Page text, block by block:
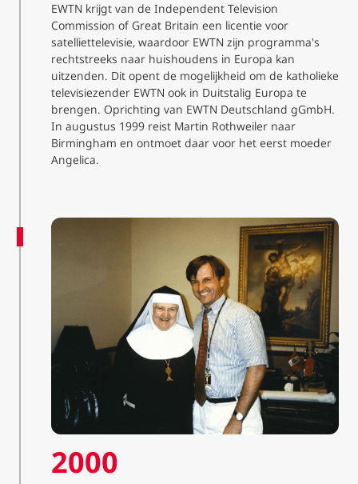
EWTN krijgt van de Independent Television
Commission of Great Britain een licentie voor
satelliettelevisie, waardoor EWTN zijn programma's
rechtstreeks naar huishoudens in Europa kan
uitzenden. Dit opent de mogelijkheid om de katholieke
televisiezender EWTN ook in Duitstalig Europa te
brengen. Oprichting van EWTN Deutschland gGmbH.
In augustus 1999 reist Martin Rothweiler naar
Birmingham en ontmoet daar voor het eerst moeder
Angelica.
2000